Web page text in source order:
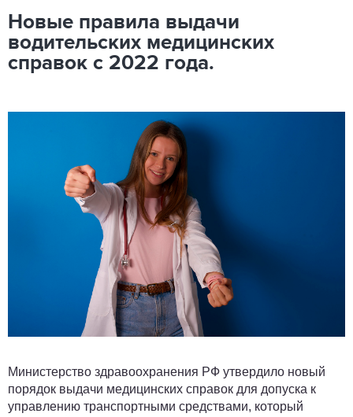
Новые правила выдачи
водительских медицинских
справок с 2022 года.
Министерство здравоохранения РФ утвердило новый
порядок выдачи медицинских справок для допуска к
управлению транспортными средствами, который